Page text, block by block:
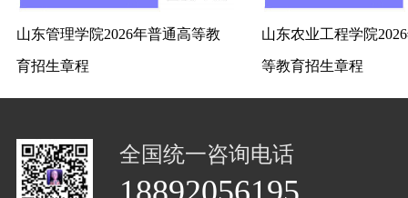
山东管理学院2026年普通高等教
育招生章程
山东农业工程学院
等教育招生章程
全国统一咨询电话